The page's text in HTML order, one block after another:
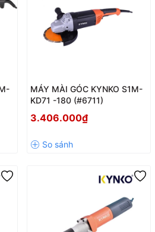
MÁY MÀI GÓC KYNKO S1M-
KD71 -180 (#6711)
3.406.000₫